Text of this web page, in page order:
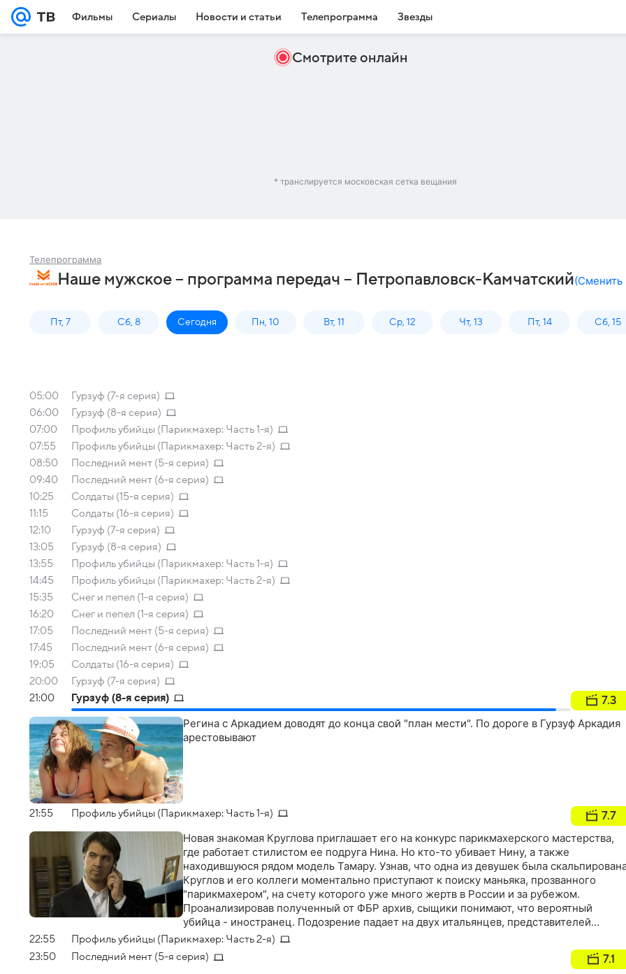
Фильмы Сериалы Новости и статьи Телепрограмма Звезды
Смотрите онлайн
* транслируется московская сетка вещания
Телепрограмма
Наше мужское – программа передач – Петропавловск-Камчатский(Сменить
Пт, 7 Сб, 8 Сегодня Пн, 10 Вт, 11 Ср, 12 Чт, 13 Пт, 14 Сб, 15
05:00
Гурзуф (7-я серия)
06:00
Гурзуф (8-я серия)
07:00
Профиль убийцы (Парикмахер: Часть 1-я)
07:55
Профиль убийцы (Парикмахер: Часть 2-я)
08:50
Последний мент (5-я серия)
09:40
Последний мент (6-я серия)
10:25
Солдаты (15-я серия)
11:15
Солдаты (16-я серия)
12:10
Гурзуф (7-я серия)
13:05
Гурзуф (8-я серия)
13:55
Профиль убийцы (Парикмахер: Часть 1-я)
14:45
Профиль убийцы (Парикмахер: Часть 2-я)
15:35
Снег и пепел (1-я серия)
16:20
Снег и пепел (1-я серия)
17:05
Последний мент (5-я серия)
17:45
Последний мент (6-я серия)
19:05
Солдаты (16-я серия)
20:00
Гурзуф (7-я серия)
21:00
Гурзуф (8-я серия) 7.3
Регина с Аркадием доводят до конца свой "план мести". По дороге в Гурзуф Аркадия
арестовывают
21:55 Профиль убийцы (Парикмахер: Часть 1-я) 7.7
Новая знакомая Круглова приглашает его на конкурс парикмахерского мастерства,
где работает стилистом ее подруга Нина. Но кто-то убивает Нину, а также
находившуюся рядом модель Тамару. Узнав, что одна из девушек была
Круглов и его коллеги моментально приступают к поиску маньяка, прозванного
"парикмахером", на счету которого уже много жертв в России и за рубежом.
Проанализировав полученный от ФБР архив, сыщики понимают, что вероятный
убийца - иностранец. Подозрение падает на двух итальянцев, представителей
компании по производству парикмахерского оборудования. Выясняется, что один из
них в детстве потерял сестру, которую обнаружили убитой и скальпированной
22:55
Профиль убийцы (Парикмахер: Часть 2-я)
23:50
Последний мент (5-я серия) 7.1